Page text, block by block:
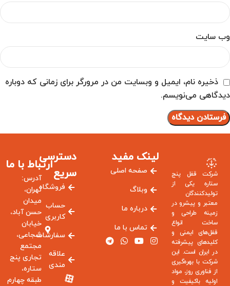
وب‌ سایت
ذخیره نام، ایمیل و وبسایت من در مرورگر برای زمانی که دوباره
دیدگاهی می‌نویسم.
شرکت قفل پنج
ستاره یکی از
تولیدکنندگان
معتبر و پیشرو در
زمینه طراحی و
ساخت انواع
قفل‌های ایمنی و
کلیدهای پیشرفته
در ایران است. این
شرکت با بهره‌گیری
از فناوری روز، مواد
اولیه باکیفیت و
لینک مفید
صفحه اصلی
وبلاگ
درباره ما
تماس با ما
دسترسی
سریع
فروشگاه
حساب
کاربری
سفارشات
علاقه
مندی
ارتباط با ما
آدرس:
تهران،
میدان
حسن آباد،
خیابان
شجاعی،
مجتمع
تجاری پنج
ستاره،
طبقه چهارم